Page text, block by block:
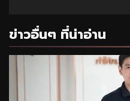
ข่าวอื่นๆ ที่น่าอ่าน